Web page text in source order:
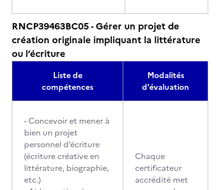
RNCP39463BC05 - Gérer un projet de
création originale impliquant la littérature
ou l’écriture
Liste de
compétences
Modalités
d'évaluation
- Concevoir et mener à
bien un projet
personnel d’écriture
(écriture créative en
littérature, biographie,
etc.)
Chaque
certificateur
accrédité met